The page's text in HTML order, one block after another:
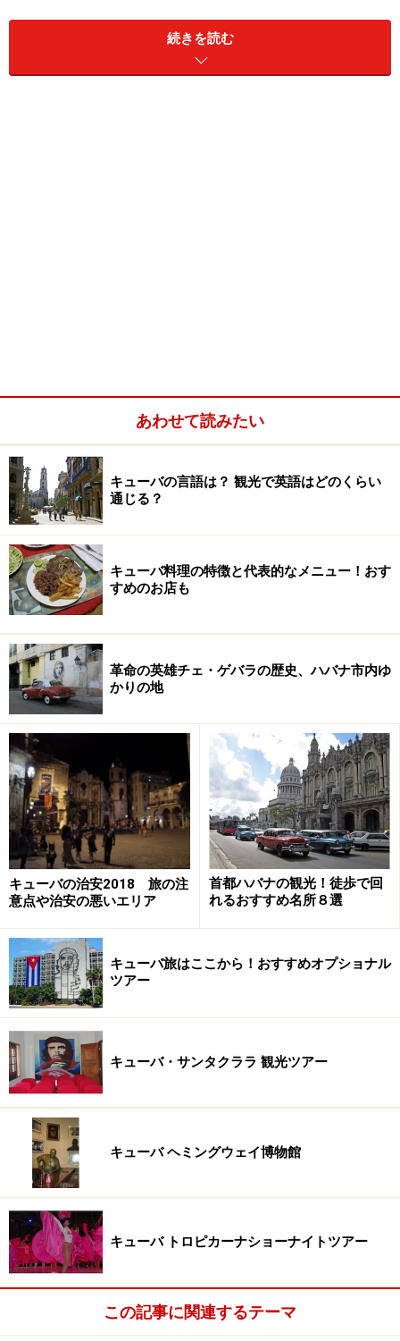
パートが、パラダール（住宅を改装した個人経営のレス
トラン）「ラ・グアリーダ（La Guarida）」として営業
中。連日予約でいっぱいの人気店です。
ンジされた、新キューバ料理ともいえるもの。メロンを
使ったガスパチョ（冷たいスープ）、魚介たっぷりのパ
スタ、パエリアなどなど、どれも手が込んでいてすばら
しいお味でした。
まるで魔法にかけられていたような気さえするスペシャ
ルな時間を過ごし、あまりに感動した私は、その場で次
回の予約を入れてしまいました。
てでも行ったほうがいいですよ。本当におすすめで
す！！
■La Guarida
住所：Concordia No.418 e / Gervasio y Escobar, Centro
Habana
TEL：866 9047
定休日：無し
予算：1人2000円くらい～
ホームページ：La Guarida
きます）
※上記データは記事公開時点のものです。
※記事内容は執筆時点のものです。最新の内容をご確認くださ
い。
※海外を訪れる際には最新情報の入手に努め、「 外務省 海外安全
ホームページ」を確認するなど、安全確保に十分注意を払ってく
続きを読む
あわせて読みたい
キューバの言語は？ 観光で英語はどのくらい
通じる？
キューバ料理の特徴と代表的なメニュー！おす
すめのお店も
革命の英雄チェ・ゲバラの歴史、ハバナ市内ゆ
かりの地
キューバの治安2018 旅の注
意点や治安の悪いエリア
首都ハバナの観光！徒歩で回
れるおすすめ名所８選
キューバ旅はここから！おすすめオプショナル
ツアー
キューバ・サンタクララ 観光ツアー
キューバ ヘミングウェイ博物館
キューバ トロピカーナショーナイトツアー
この記事に関連するテーマ